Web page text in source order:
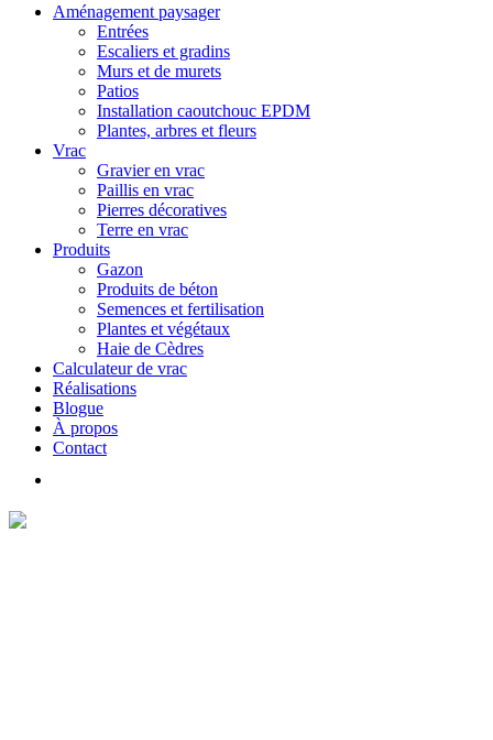
Aménagement paysager
Entrées
Escaliers et gradins
Murs et de murets
Patios
Installation caoutchouc EPDM
Plantes, arbres et fleurs
Vrac
Gravier en vrac
Paillis en vrac
Pierres décoratives
Terre en vrac
Produits
Gazon
Produits de béton
Semences et fertilisation
Plantes et végétaux
Haie de Cèdres
Calculateur de vrac
Réalisations
Blogue
À propos
Contact